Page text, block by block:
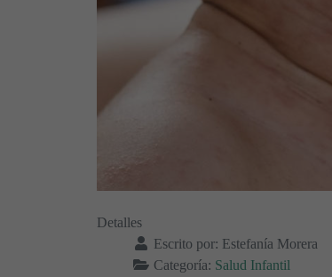
Detalles
Escrito por: Estefanía Morera
Categoría: Salud Infantil